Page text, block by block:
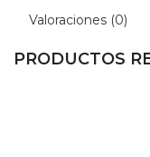
Valoraciones (0)
PRODUCTOS